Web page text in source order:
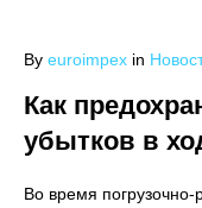
By euroimpex in
Как
убытков в
Во время погрузочно-